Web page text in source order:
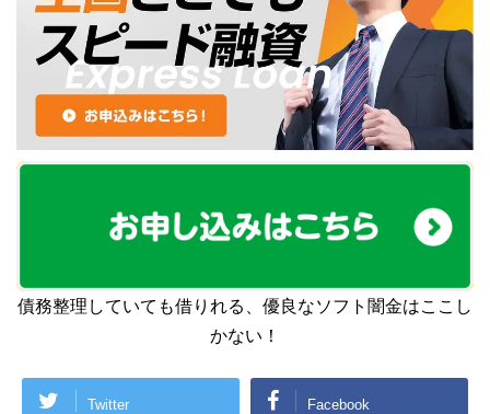
債務整理していても借りれる、優良なソフト闇金はここし
かない！
Twitter Facebook